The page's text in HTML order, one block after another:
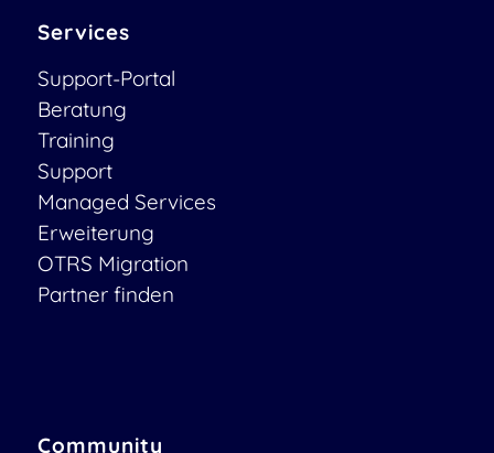
Services
Support-Portal
Beratung
Training
Support
Managed Services
Erweiterung
OTRS Migration
Partner finden
Community